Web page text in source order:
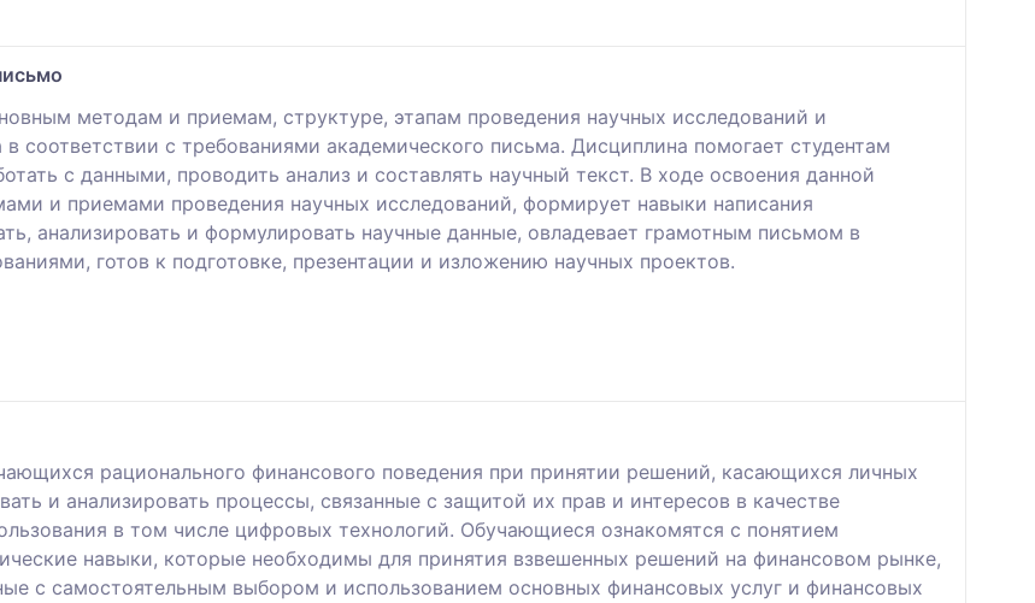
методам и приемам, структуре, этапам проведения научных исследований и
соответствии с требованиями академического письма. Дисциплина помогает студентам
с данными, проводить анализ и составлять научный текст. В ходе освоения данной
и приемами проведения научных исследований, формирует навыки написания
анализировать и формулировать научные данные, овладевает грамотным письмом в
готов к подготовке, презентации и изложению научных проектов.
рационального финансового поведения при принятии решений, касающихся личных
и анализировать процессы, связанные с защитой их прав и интересов в качестве
в том числе цифровых технологий. Обучающиеся ознакомятся с понятием
навыки, которые необходимы для принятия взвешенных решений на финансовом рынке,
с самостоятельным выбором и использованием основных финансовых услуг и финансовых